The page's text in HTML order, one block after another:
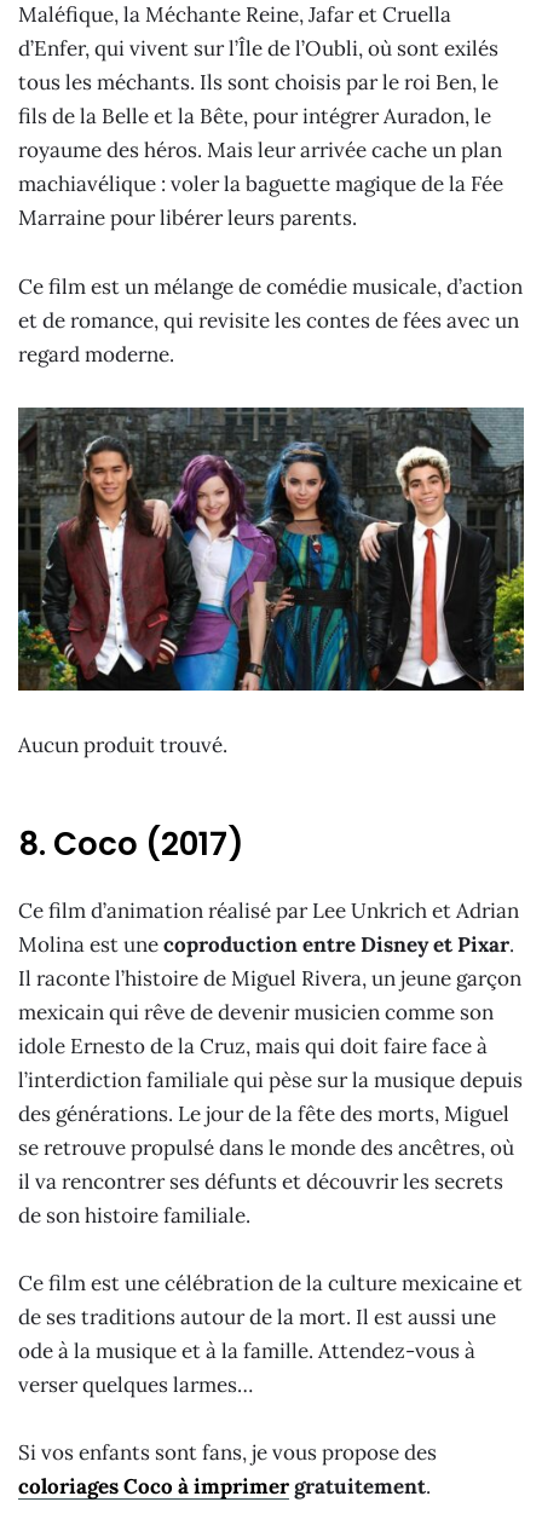
Maléfique, la Méchante Reine, Jafar et Cruella
d’Enfer, qui vivent sur l’Île de l’Oubli, où sont exilés
tous les méchants. Ils sont choisis par le roi Ben, le
fils de la Belle et la Bête, pour intégrer Auradon, le
royaume des héros. Mais leur arrivée cache un plan
machiavélique : voler la baguette magique de la Fée
Marraine pour libérer leurs parents.
Ce film est un mélange de comédie musicale, d’action
et de romance, qui revisite les contes de fées avec un
regard moderne.
Aucun produit trouvé.
8. Coco (2017)
Ce film d’animation réalisé par Lee Unkrich et Adrian
Molina est unecoproduction entre Disney et Pixar.
Il raconte l’histoire de Miguel Rivera, un jeune garçon
mexicain qui rêve de devenir musicien comme son
idole Ernesto de la Cruz, mais qui doit faire face à
l’interdiction familiale qui pèse sur la musique depuis
des générations. Le jour de la fête des morts, Miguel
se retrouve propulsé dans le monde des ancêtres, où
il va rencontrer ses défunts et découvrir les secrets
de son histoire familiale.
Ce film est une célébration de la culture mexicaine et
de ses traditions autour de la mort. Il est aussi une
ode à la musique et à la famille. Attendez-vous à
verser quelques larmes…
Si vos enfants sont fans, je vous propose des
coloriages Coco à imprimergratuitement.